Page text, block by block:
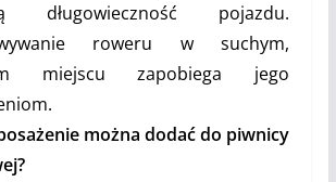
długowieczność pojazdu.
roweru w suchym,
miejscu zapobiega jego
można dodać do piwnicy